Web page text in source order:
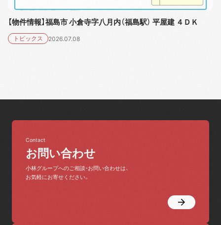
【物件情報】福島市 小倉寺字八月内（福島駅） 平屋建 ４ＤＫ
トピックス 2026.07.08
お問い合わせ
Contact
小林グループへのご相談・お問い合わせは、
お気軽にお寄せください。